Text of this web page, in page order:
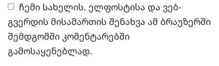
ჩემი სახელის. ელფოსტისა და ვებ-
გვერდის მისამართის შენახვა ამ ბრაუზერში
შემდგომში კომენტარებში
გამოსაყენებლად.